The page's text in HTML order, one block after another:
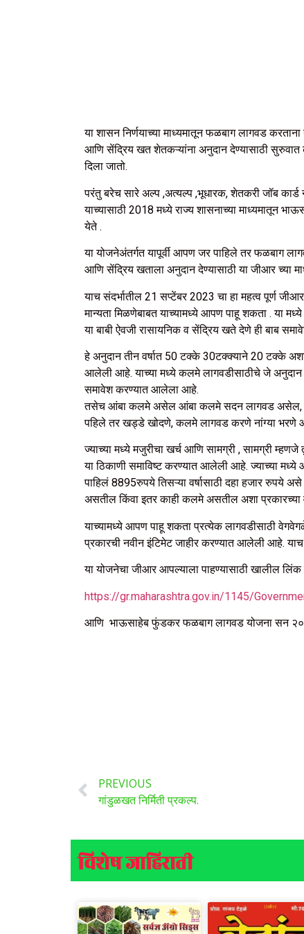
या शासन निर्णयाच्या माध्यमातून फळबाग लागवड
आणि सेंद्रिय खत शेतकऱ्यांना अनुदान देण्यासाठी सुरुवात
दिला जातो.
परंतु बरेच सारे अल्प ,अत्यल्प ,भूधारक, शेतकरी जॉब कार्ड
याच्यासाठी 2018 मध्ये राज्य शासनाच्या माध्यमातून
येते .
या योजनेअंतर्गत यापूर्वी आपण जर पाहिले तर फळबाग
आणि सेंद्रिय खताला अनुदान देण्यासाठी या जीआर च्या
याच संदर्भातील 21 सप्टेंबर 2023 चा हा महत्व पूर्ण
मान्यता मिळणेबाबत याच्यामध्ये आपण पाहू शकता . या
या बाबी ऐवजी रासायनिक व सेंद्रिय खते देणे ही बाब
हे अनुदान तीन वर्षात 50 टक्के 30टक्‍क्‍याने 20 टक्के अशा
आलेली आहे. याच्या मध्ये कलमे लागवडीसाठीचे जे अनुदान
समावेश करण्यात आलेला आहे.
तसेच आंबा कलमे असेल आंबा कलमे सदन लागवड असेल,
पहिले तर खड्डे खोदणे, कलमे लागवड करणे नांग्या भरणे
ज्याच्या मध्ये मजुरीचा खर्च आणि सामग्री , सामग्री
या ठिकाणी समाविष्ट करण्यात आलेली आहे. ज्याच्या
पाहिलं 8895रुपये तिसऱ्या वर्षासाठी दहा हजार
असतील किंवा इतर काही कलमे असतील अशा
याच्यामध्ये आपण पाहू शकता प्रत्येक लागवडीसाठी
प्रकारची नवीन इंटिमेट जाहीर करण्यात आलेली आहे.
या योजनेचा जीआर आपल्याला पाहण्यासाठी खालील लिंक
https://gr.maharashtra.gov.in/1145/
आणि भाऊसाहेब फुंडकर फळबाग लागवड योजना सन
PREVIOUS
गांडुळखत निर्मिती प्रकल्प.
विशेष जाहिराती